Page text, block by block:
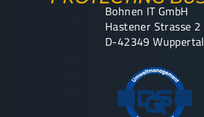
Bohnen IT GmbH
Hastener Strasse 2
D-42349 Wuppertal